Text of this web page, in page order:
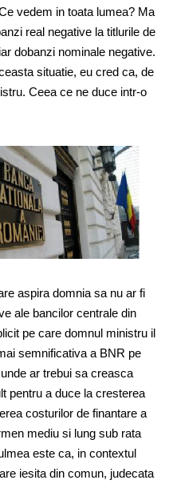
vedem in toata lumea? Ma
real negative la titlurile de
dobanzi nominale negative.
situatie, eu cred ca, de
Ceea ce ne duce intr-o
aspira domnia sa nu ar fi
ale bancilor centrale din
pe care domnul ministru il
semnificativa a BNR pe
ar trebui sa creasca
pentru a duce la cresterea
costurilor de finantare a
mediu si lung sub rata
este ca, in contextul
iesita din comun, judecata